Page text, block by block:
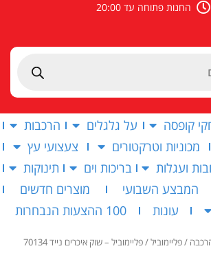
החנות פתוחה עד 20:00
קופסה על גלגלים
הרכבות
מכוניות וטרקטורים
צעצועי עץ
ועגלות בריכות וים
תינוקות
המבצע השבועי
מוצרים חדשים
עונות 100 ההצעות הנבחרות
/פליימוביל/ פליימוביל – שוק איכרים נייד 70134